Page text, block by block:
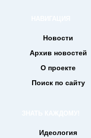
Новости
Архив новостей
О проекте
Поиск по сайту
Идеология